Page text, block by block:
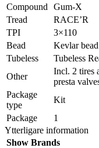
Compound
Gum-X
Tread
RACE’R
TPI
3×110
Bead
Kevlar bead
Tubeless
Tubeless
Other
Incl. 2 tires
presta
Package
type
Kit
Package
1
Ytterligare information
Show Brands